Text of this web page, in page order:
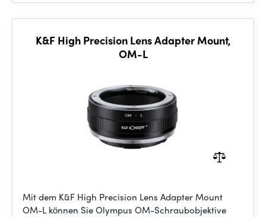
K&F High Precision Lens Adapter Mount,
OM-L
Mit dem K&F High Precision Lens Adapter Mount
OM-L können Sie Olympus OM-Schraubobjektive